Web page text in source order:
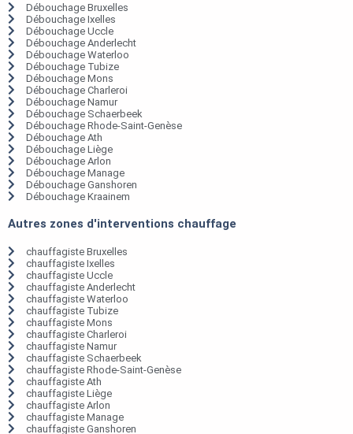
Débouchage Bruxelles
Débouchage Ixelles
Débouchage Uccle
Débouchage Anderlecht
Débouchage Waterloo
Débouchage Tubize
Débouchage Mons
Débouchage Charleroi
Débouchage Namur
Débouchage Schaerbeek
Débouchage Rhode-Saint-Genèse
Débouchage Ath
Débouchage Liège
Débouchage Arlon
Débouchage Manage
Débouchage Ganshoren
Débouchage Kraainem
Autres zones d'interventions chauffage
chauffagiste Bruxelles
chauffagiste Ixelles
chauffagiste Uccle
chauffagiste Anderlecht
chauffagiste Waterloo
chauffagiste Tubize
chauffagiste Mons
chauffagiste Charleroi
chauffagiste Namur
chauffagiste Schaerbeek
chauffagiste Rhode-Saint-Genèse
chauffagiste Ath
chauffagiste Liège
chauffagiste Arlon
chauffagiste Manage
chauffagiste Ganshoren